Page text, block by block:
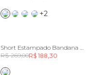
+2
Short Estampado Bandana Jardim
R$ 269,00R$ 188,30